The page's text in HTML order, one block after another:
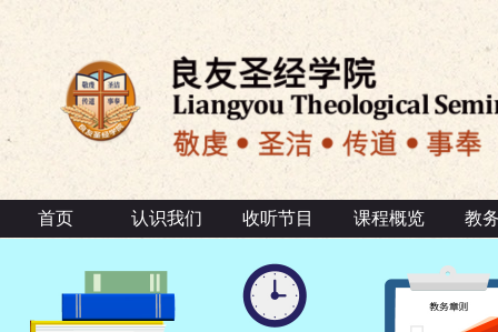
首页 认识我们 收听节目 课程概览 教